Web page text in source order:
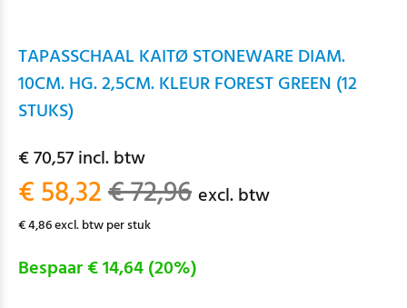
TAPASSCHAAL KAITØ STONEWARE DIAM.
10CM. HG. 2,5CM. KLEUR FOREST GREEN (12
STUKS)
€ 70,57 incl. btw
€ 58,32€ 72,96 excl. btw
€ 4,86 excl. btw per stuk
Bespaar € 14,64 (20%)